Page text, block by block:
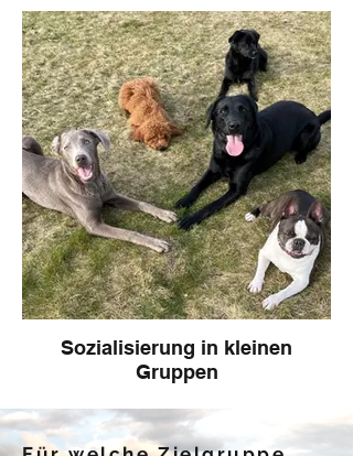
Sozialisierung in kleinen
Gruppen